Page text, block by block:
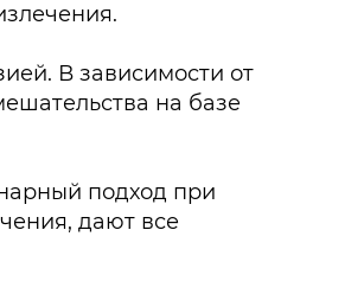
В зависимости от
на базе
подход при
дают все